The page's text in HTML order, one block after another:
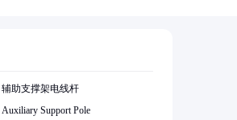
辅助支撑架电线杆
Auxiliary Support Pole